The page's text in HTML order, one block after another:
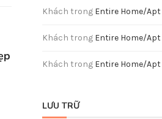
Khách trong Entire Home/Apt
Khách trong Entire Home/
Khách trong Entire Home/
LƯU TRỮ